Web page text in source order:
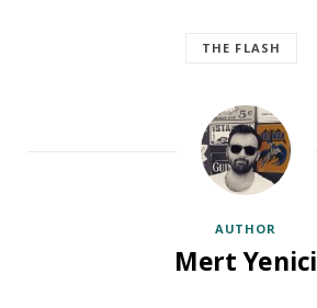
THE FLASH
AUTHOR
Mert Yenici